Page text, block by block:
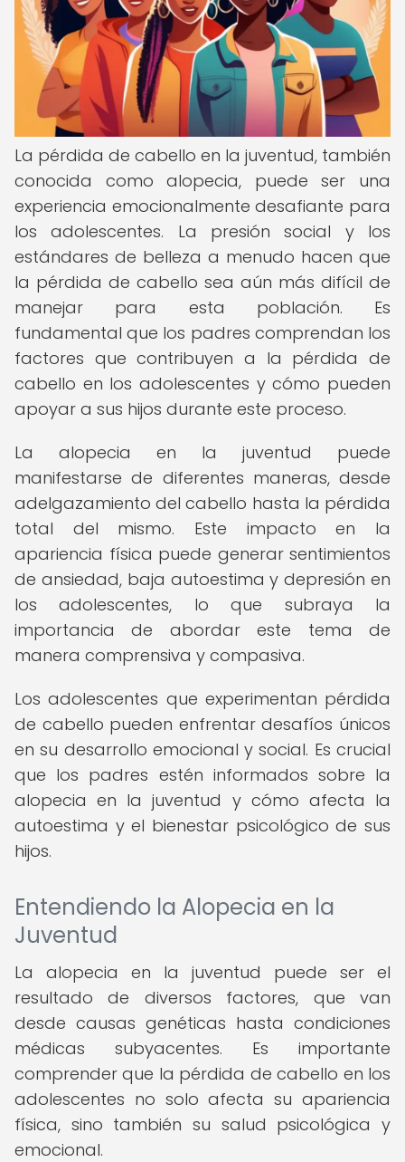
La pérdida de cabello en la juventud, también
conocida como alopecia, puede ser una
experiencia emocionalmente desafiante para
los adolescentes. La presión social y los
estándares de belleza a menudo hacen que
la pérdida de cabello sea aún más difícil de
manejar para esta población. Es
fundamental que los padres comprendan los
factores que contribuyen a la pérdida de
cabello en los adolescentes y cómo pueden
apoyar a sus hijos durante este proceso.
La alopecia en la juventud puede
manifestarse de diferentes maneras, desde
adelgazamiento del cabello hasta la pérdida
total del mismo. Este impacto en la
apariencia física puede generar sentimientos
de ansiedad, baja autoestima y depresión en
los adolescentes, lo que subraya la
importancia de abordar este tema de
manera comprensiva y compasiva.
Los adolescentes que experimentan pérdida
de cabello pueden enfrentar desafíos únicos
en su desarrollo emocional y social. Es crucial
que los padres estén informados sobre la
alopecia en la juventud y cómo afecta la
autoestima y el bienestar psicológico de sus
hijos.
Entendiendo la Alopecia en la
Juventud
La alopecia en la juventud puede ser el
resultado de diversos factores, que van
desde causas genéticas hasta condiciones
médicas subyacentes. Es importante
comprender que la pérdida de cabello en los
adolescentes no solo afecta su apariencia
física, sino también su salud psicológica y
emocional.